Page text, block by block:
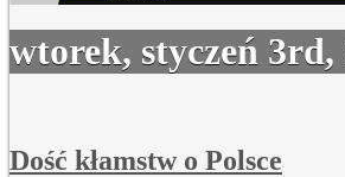
wtorek, styczeń 3rd,
Dość kłamstw o Polsce